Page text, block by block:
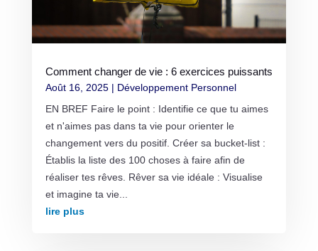
Comment changer de vie : 6 exercices puissants
Août 16, 2025| Développement Personnel
EN BREF Faire le point : Identifie ce que tu aimes
et n'aimes pas dans ta vie pour orienter le
changement vers du positif. Créer sa bucket-list :
Établis la liste des 100 choses à faire afin de
réaliser tes rêves. Rêver sa vie idéale : Visualise
et imagine ta vie...
lire plus